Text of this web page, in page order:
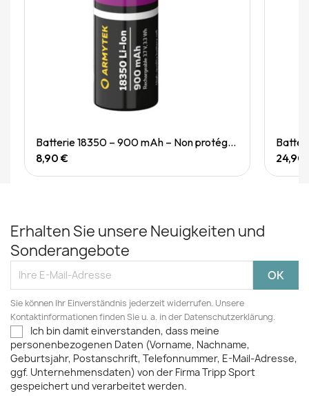
Quick View
Batterie 18350 – 900 mAh – Non protégée
8,90 €
24,90
Erhalten Sie unsere Neuigkeiten und
Sonderangebote
Sie können Ihr Einverständnis jederzeit widerrufen. Unsere
Kontaktinformationen finden Sie u. a. in der Datenschutzerklärung.
Ich bin damit einverstanden, dass meine
personenbezogenen Daten (Vorname, Nachname,
Geburtsjahr, Postanschrift, Telefonnummer, E-Mail-Adresse,
ggf. Unternehmensdaten) von der Firma Tripp Sport
gespeichert und verarbeitet werden.